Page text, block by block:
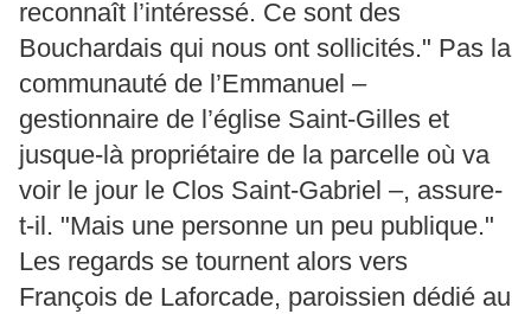
reconnaît l’intéressé. Ce sont des
Bouchardais qui nous ont sollicités." Pas la
communauté de l’Emmanuel –
gestionnaire de l’église Saint-Gilles et
jusque-là propriétaire de la parcelle où va
voir le jour le Clos Saint-Gabriel –, assure-
t-il. "Mais une personne un peu publique."
Les regards se tournent alors vers
François de Laforcade, paroissien dédié au